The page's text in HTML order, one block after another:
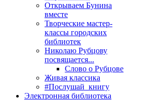
Открываем Бунина
вместе
Творческие мастер-
классы городских
библиотек
Николаю Рубцову
посвящается...
Слово о Рубцове
Живая классика
#Послушай_книгу
Электронная библиотека